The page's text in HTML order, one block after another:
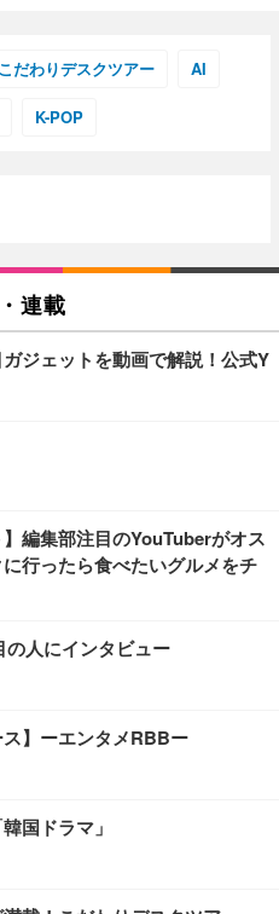
こだわりデスクツアー AI
K-POP
連載
ガジェットを動画で解説！公式Y
】編集部注目のYouTuberがオス
行ったら食べたいグルメをチ
の人にインタビュー
ス】ーエンタメRBBー
国ドラマ」